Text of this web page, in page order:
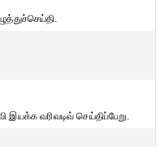
இயக்க வரிவடிவ் செய்திப்பேறு.